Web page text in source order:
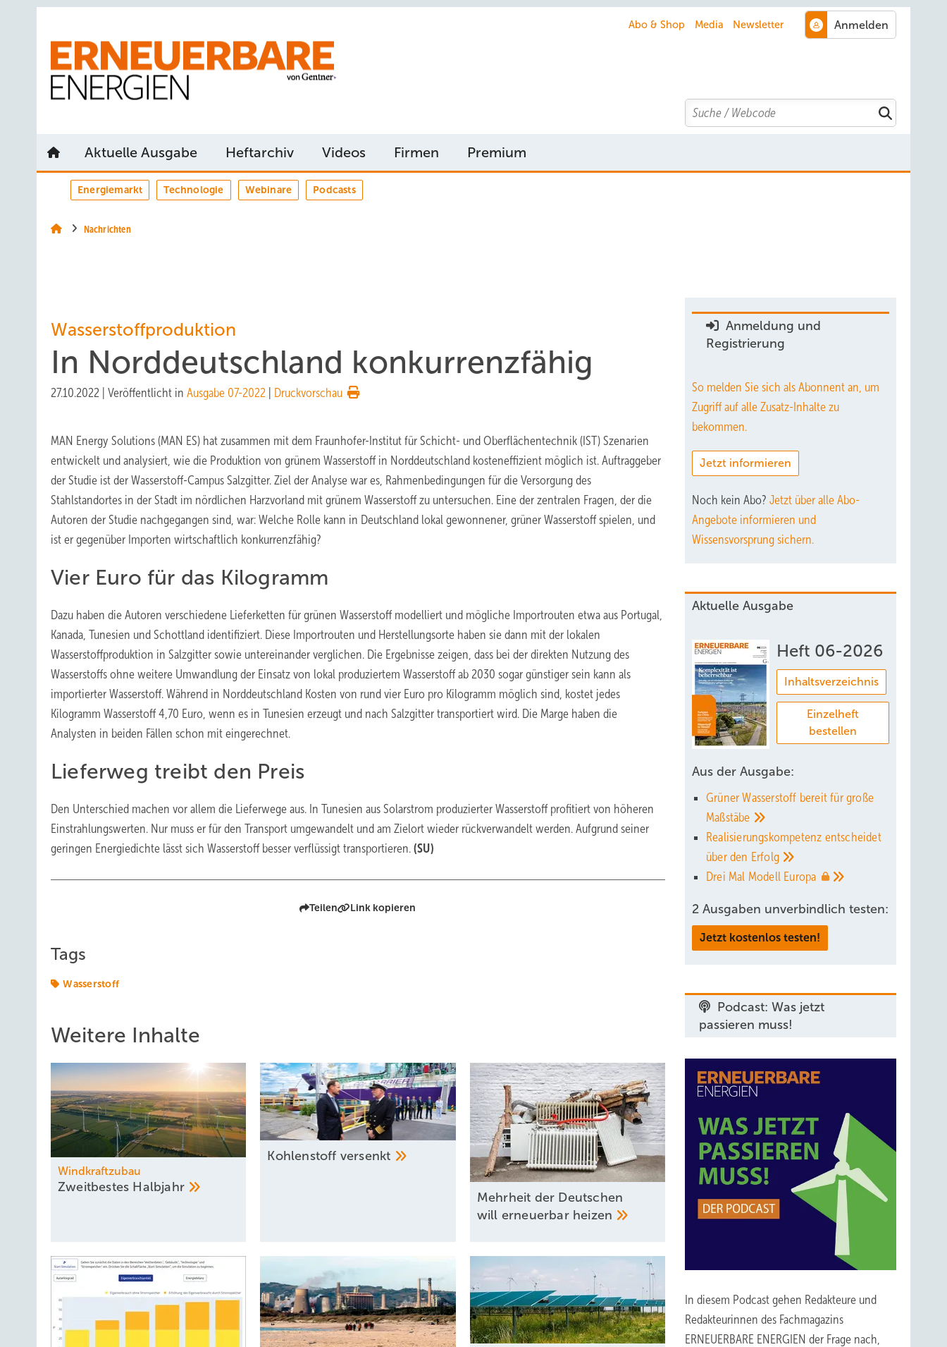
Abo & Shop Media Newsletter
Search
Aktuelle Ausgabe Heftarchiv Videos Firmen Premium
Energiemarkt Technologie Webinare Podcasts
Nachrichten
Wasserstoffproduktion
In Norddeutschland konkurrenzfähig
27.10.2022 Veröffentlicht in Ausgabe 07-2022 Druckvorschau
MAN Energy Solutions (MAN ES) hat zusammen mit dem Fraunhofer-Institut für Schicht- und Oberflächentechnik (IST) Szenarien
entwickelt und analysiert, wie die Produktion von grünem Wasserstoff in Norddeutschland kosteneffizient möglich ist. Auftraggeber
der Studie ist der Wasserstoff-Campus Salzgitter. Ziel der Analyse war es, Rahmenbedingungen für die Versorgung des
Stahlstandortes in der Stadt im nördlichen Harzvorland mit grünem Wasserstoff zu untersuchen. Eine der zentralen Fragen, der die
Autoren der Studie nachgegangen sind, war: Welche Rolle kann in Deutschland lokal gewonnener, grüner Wasserstoff spielen, und
ist er gegenüber Importen wirtschaftlich konkurrenzfähig?
Vier Euro für das Kilogramm
Dazu haben die Autoren verschiedene Lieferketten für grünen Wasserstoff modelliert und mögliche Importrouten etwa aus Portugal,
Kanada, Tunesien und Schottland identifiziert. Diese Importrouten und Herstellungsorte haben sie dann mit der lokalen
Wasserstoffproduktion in Salzgitter sowie untereinander verglichen. Die Ergebnisse zeigen, dass bei der direkten Nutzung des
Wasserstoffs ohne weitere Umwandlung der Einsatz von lokal produziertem Wasserstoff ab 2030 sogar günstiger sein kann als
importierter Wasserstoff. Während in Norddeutschland Kosten von rund vier Euro pro Kilogramm möglich sind, kostet jedes
Kilogramm Wasserstoff 4,70 Euro, wenn es in Tunesien erzeugt und nach Salzgitter transportiert wird. Die Marge haben die
Analysten in beiden Fällen schon mit eingerechnet.
Lieferweg treibt den Preis
Den Unterschied machen vor allem die Lieferwege aus. In Tunesien aus Solarstrom produzierter Wasserstoff profitiert von höheren
Einstrahlungswerten. Nur muss er für den Transport umgewandelt und am Zielort wieder rückverwandelt werden. Aufgrund seiner
geringen Energiedichte lässt sich Wasserstoff besser verflüssigt transportieren. (SU)
Teilen Link kopieren
Tags
Wasserstoff
Weitere Inhalte
Windkraftzubau
Zweitbestes Halbjahr
Kohlenstoff versenkt
Mehrheit der Deutschen
will erneuerbar heizen
Anmeldung und
Registrierung
So melden Sie sich als Abonnent an, um
Zugriff auf alle Zusatz-Inhalte zu
bekommen.
Jetzt informieren
Noch kein Abo? Jetzt über alle Abo-
Angebote informieren und
Wissensvorsprung sichern.
Aktuelle Ausgabe
Heft 06-2026
Inhaltsverzeichnis
Einzelheft
bestellen
Aus der Ausgabe:
Grüner Wasserstoff bereit für große
Maßstäbe
Realisierungskompetenz entscheidet
über den Erfolg
Drei Mal Modell Europa
2 Ausgaben unverbindlich testen:
Jetzt kostenlos testen!
Podcast: Was jetzt
passieren muss!
In diesem Podcast gehen Redakteure und
Redakteurinnen des Fachmagazins
ERNEUERBARE ENERGIEN der Frage nach,